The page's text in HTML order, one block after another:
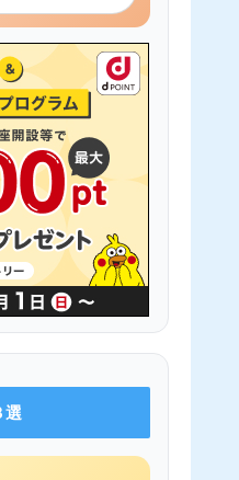
選